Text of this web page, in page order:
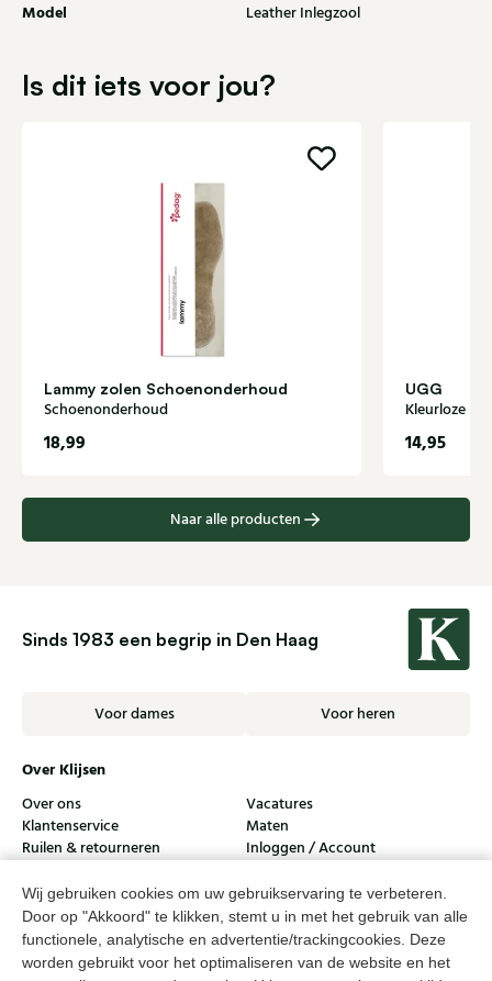
Wij gebruiken cookies om uw gebruikservaring te verbeteren.
Door op "Akkoord" te klikken, stemt u in met het gebruik van alle
functionele, analytische en advertentie/trackingcookies. Deze
worden gebruikt voor het optimaliseren van de website en het
Model Leather Inlegzool
Is dit iets voor jou?
Lammy zolen Schoenonderhoud
Schoenonderhoud
18,99
UGG
Kleurloze
14,95
Naar alle producten
Sinds 1983 een begrip in Den Haag
Voor dames Voor heren
Over Klijsen
Over ons
Vacatures
Klantenservice
Maten
Ruilen & retourneren
Inloggen / Account
Dameswinkel Klijsen
Herenwinkel Klijsen
Klantenservice